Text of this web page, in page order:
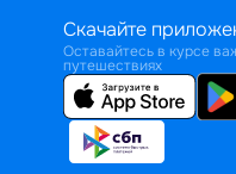
Скачайте
Оставайтесь в курсе
путешествиях